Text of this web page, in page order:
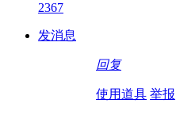
2367
发消息
回复
使用道具 举报